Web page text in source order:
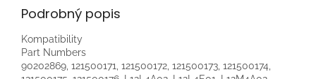
Podrobný popis
Kompatibility
Part Numbers
90202869, 121500171, 121500172, 121500173, 121500174,